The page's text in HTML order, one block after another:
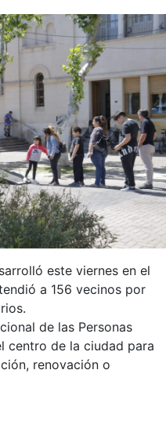
este viernes en el
a 156 vecinos por
de las Personas
centro de la ciudad para
renovación o